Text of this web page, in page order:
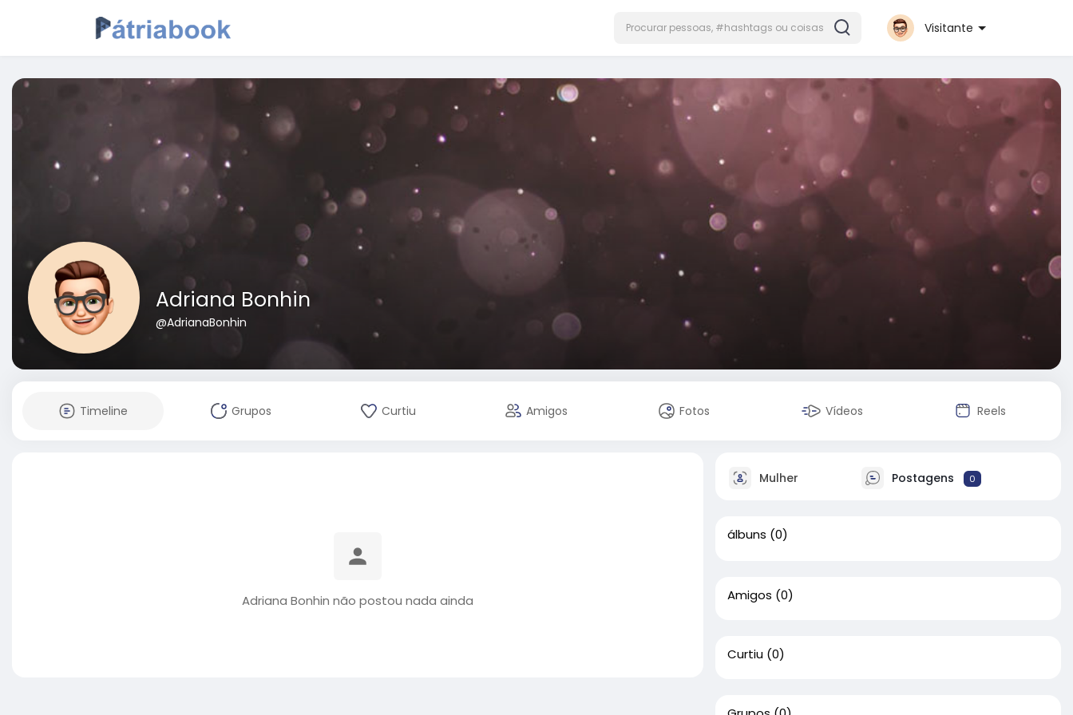
Visitante
Adriana Bonhin
@AdrianaBonhin
Timeline Grupos Curtiu Amigos Fotos Vídeos Reels
Adriana Bonhin não postou nada ainda
Mulher Postagens 0
álbuns (0)
Amigos (0)
Curtiu (0)